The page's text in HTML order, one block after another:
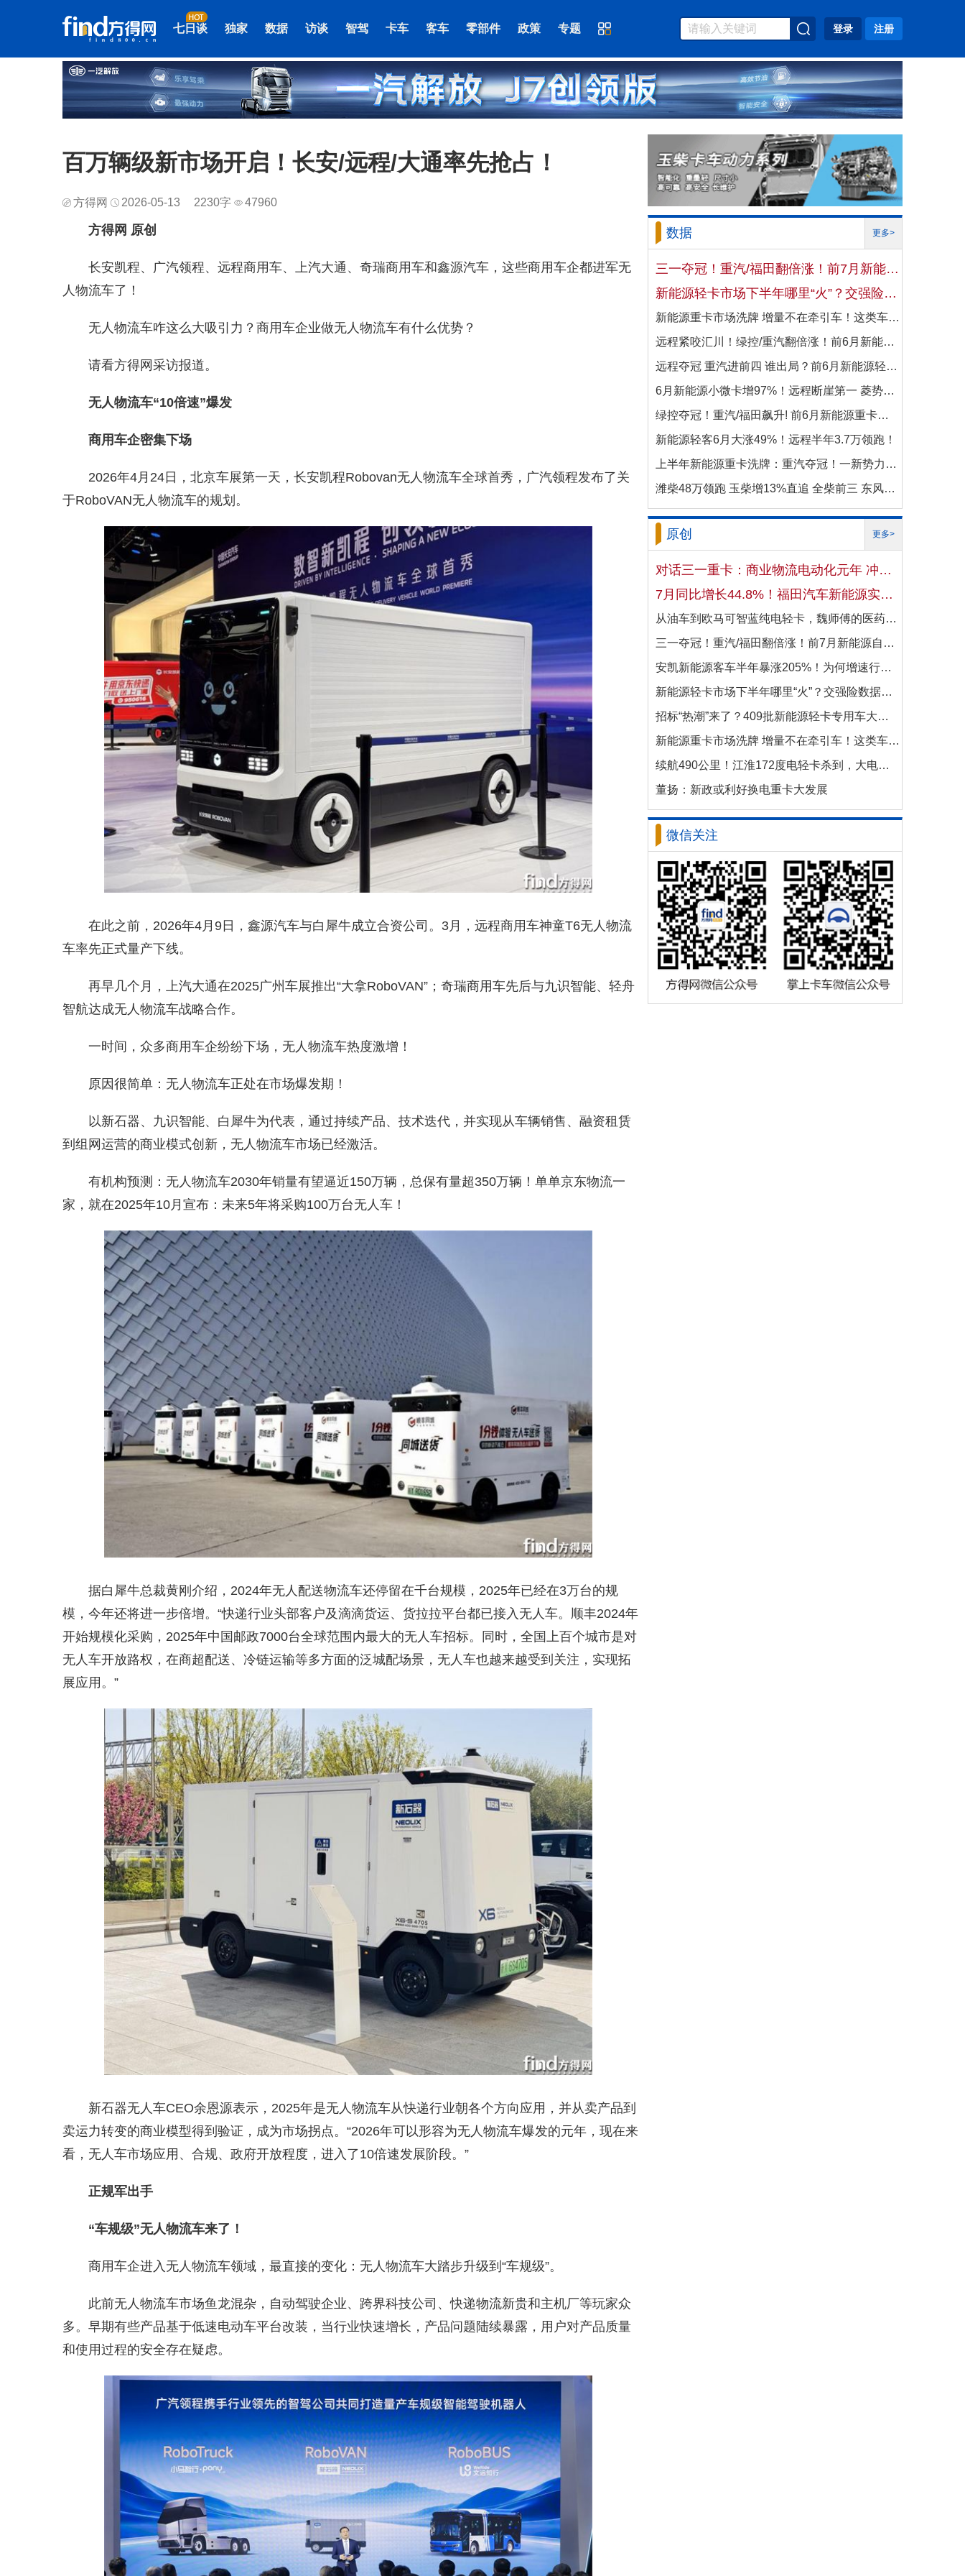
七日谈 独家 数据 访谈 智驾 卡车 客车 零部件 政策 专题 登录 注册
百万辆级新市场开启！长安/远程/大通率先抢占！
方得网 2026-05-13 2230字 47960
方得网 原创
长安凯程、广汽领程、远程商用车、上汽大通、奇瑞商用车和鑫源汽车，这些商用车企都进军无
人物流车了！
无人物流车咋这么大吸引力？商用车企业做无人物流车有什么优势？
请看方得网采访报道。
无人物流车“10倍速”爆发
商用车企密集下场
2026年4月24日，北京车展第一天，长安凯程Robovan无人物流车全球首秀，广汽领程发布了关
于RoboVAN无人物流车的规划。
在此之前，2026年4月9日，鑫源汽车与白犀牛成立合资公司。3月，远程商用车神童T6无人物流
车率先正式量产下线。
再早几个月，上汽大通在2025广州车展推出“大拿RoboVAN”；奇瑞商用车先后与九识智能、轻舟
智航达成无人物流车战略合作。
一时间，众多商用车企纷纷下场，无人物流车热度激增！
原因很简单：无人物流车正处在市场爆发期！
以新石器、九识智能、白犀牛为代表，通过持续产品、技术迭代，并实现从车辆销售、融资租赁
到组网运营的商业模式创新，无人物流车市场已经激活。
有机构预测：无人物流车2030年销量有望逼近150万辆，总保有量超350万辆！单单京东物流一
家，就在2025年10月宣布：未来5年将采购100万台无人车！
据白犀牛总裁黄刚介绍，2024年无人配送物流车还停留在千台规模，2025年已经在3万台的规
模，今年还将进一步倍增。“快递行业头部客户及滴滴货运、货拉拉平台都已接入无人车。顺丰2024年
开始规模化采购，2025年中国邮政7000台全球范围内最大的无人车招标。同时，全国上百个城市是对
无人车开放路权，在商超配送、冷链运输等多方面的泛城配场景，无人车也越来越受到关注，实现拓
展应用。”
新石器无人车CEO余恩源表示，2025年是无人物流车从快递行业朝各个方向应用，并从卖产品到
卖运力转变的商业模型得到验证，成为市场拐点。“2026年可以形容为无人物流车爆发的元年，现在来
看，无人车市场应用、合规、政府开放程度，进入了10倍速发展阶段。”
正规军出手
“车规级”无人物流车来了！
商用车企进入无人物流车领域，最直接的变化：无人物流车大踏步升级到“车规级”。
此前无人物流车市场鱼龙混杂，自动驾驶企业、跨界科技公司、快递物流新贵和主机厂等玩家众
多。早期有些产品基于低速电动车平台改装，当行业快速增长，产品问题陆续暴露，用户对产品质量
和使用过程的安全存在疑虑。
数据 更多>
三一夺冠！重汽/福田翻倍涨！前7月新能源自卸车大增106%！
新能源轻卡市场下半年哪里“火”？交强险数据揭秘机会
新能源重卡市场洗牌 增量不在牵引车！这类车增速破100%
远程紧咬汇川！绿控/重汽翻倍涨！前6月新能源商用车电机十强生变！
远程夺冠 重汽进前四 谁出局？前6月新能源轻卡电机十强洗牌！
6月新能源小微卡增97%！远程断崖第一 菱势暴涨337%进前三 比亚迪杀进前七
绿控夺冠！重汽/福田飙升! 前6月新能源重卡电机十强变阵！
新能源轻客6月大涨49%！远程半年3.7万领跑！
上半年新能源重卡洗牌：重汽夺冠！一新势力千倍暴涨！
潍柴48万领跑 玉柴增13%直追 全柴前三 东风康明斯进前六 上半年柴油机增10.7
原创 更多>
对话三一重卡：商业物流电动化元年 冲刺4万辆目标！
7月同比增长44.8%！福田汽车新能源实现国内出口双向开花
从油车到欧马可智蓝纯电轻卡，魏师傅的医药配送日子越过越省心
三一夺冠！重汽/福田翻倍涨！前7月新能源自卸车大增106%！
安凯新能源客车半年暴涨205%！为何增速行业第一？
新能源轻卡市场下半年哪里“火”？交强险数据揭秘机会
招标“热潮”来了？409批新能源轻卡专用车大批量上新！
新能源重卡市场洗牌 增量不在牵引车！这类车增速破100%
续航490公里！江淮172度电轻卡杀到，大电量时代来了？
董扬：新政或利好换电重卡大发展
微信关注